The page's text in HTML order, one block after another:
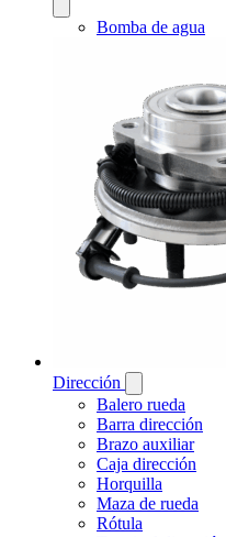
Bomba de agua
Dirección
Balero rueda
Barra dirección
Brazo auxiliar
Caja dirección
Horquilla
Maza de rueda
Rótula